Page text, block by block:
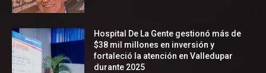
Hospital De La Gente gestionó más de
$38 mil millones en inversión y
fortaleció la atención en Valledupar
durante 2025